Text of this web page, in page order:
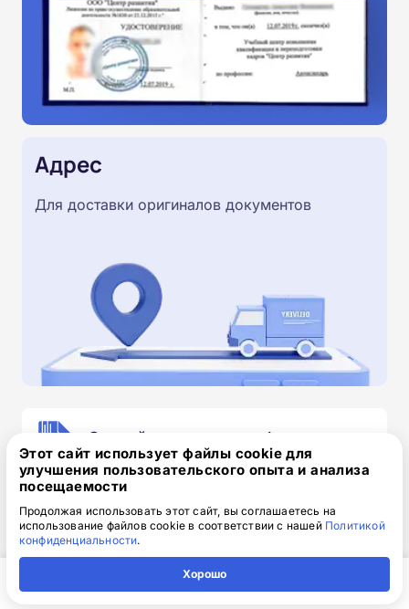
Адрес
Для доставки оригиналов документов
Скачайте заявку на обучение
.doc, 32.52 Кб
Скачайте шаблон, заполните и отправьте по
электронной почтеinfo@1-academy.ru.
Обязательно укажите контактный номер телефон.
Наш специалист свяжется с вами и утонит все
Этот сайт использует файлы cookie для
улучшения пользовательского опыта и анализа
посещаемости
Продолжая использовать этот сайт, вы соглашаетесь на
использование файлов cookie в соответствии с нашей Политикой
конфиденциальности.
Хорошо